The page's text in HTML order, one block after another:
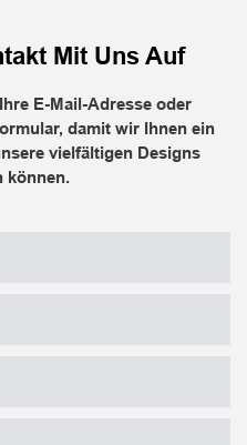
Mit Uns Auf
E-Mail-Adresse oder
damit wir Ihnen ein
vielfältigen Designs
können.